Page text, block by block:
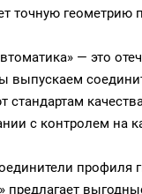
точную геометрию
— это
выпускаем
стандартам
с контролем на
профиля
предлагает